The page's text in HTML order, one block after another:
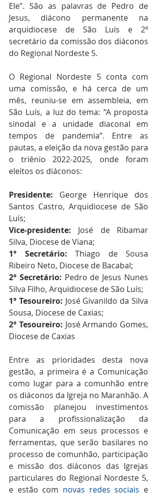
Ele”. São as palavras de Pedro de
Jesus, diácono permanente na
arquidiocese de São Luís e 2º
secretário da comissão dos diáconos
do Regional Nordeste 5.
O Regional Nordeste 5 conta com
uma comissão, e há cerca de um
mês, reuniu-se em assembleia, em
São Luís, a luz do tema: “A proposta
sinodal e a unidade diaconal em
tempos de pandemia”. Entre as
pautas, a eleição da nova gestão para
o triênio 2022-2025, onde foram
eleitos os diáconos:
Presidente: George Henrique dos
Santos Castro, Arquidiocese de São
Luís;
Vice-presidente: José de Ribamar
Silva, Diocese de Viana;
1° Secretário: Thiago de Sousa
Ribeiro Neto, Diocese de Bacabal;
2° Secretário: Pedro de Jesus Nunes
Silva Filho, Arquidiocese de São Luís;
1° Tesoureiro: José Givanildo da Silva
Sousa, Diocese de Caxias;
2° Tesoureiro: José Armando Gomes,
Diocese de Caxias
Entre as prioridades desta nova
gestão, a primeira é a Comunicação
como lugar para a comunhão entre
os diáconos da Igreja no Maranhão. A
comissão planejou investimentos
para a profissionalização da
Comunicação em seus processos e
ferramentas, que serão basilares no
processo de comunhão, participação
e missão dos diáconos das Igrejas
particulares do Regional Nordeste 5,
e estão com novas redes sociais e